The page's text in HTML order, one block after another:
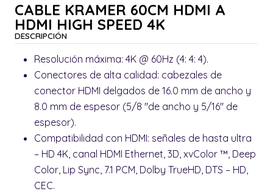
CABLE KRAMER 60CM HDMI A
HDMI HIGH SPEED 4K
DESCRIPCIÓN
Resolución máxima: 4K @ 60Hz (4: 4: 4).
Conectores de alta calidad: cabezales de
conector HDMI delgados de 16.0 mm de ancho y
8.0 mm de espesor (5/8 "de ancho y 5/16" de
espesor).
Compatibilidad con HDMI: señales de hasta ultra
– HD 4K, canal HDMI Ethernet, 3D, xvColor ™, Deep
Color, Lip Sync, 7.1 PCM, Dolby TrueHD, DTS – HD,
CEC.